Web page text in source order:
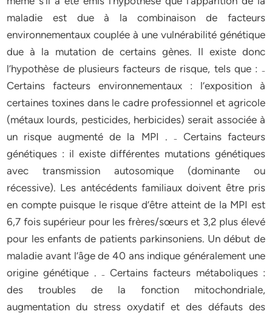
maladie est due à la combinaison de facteurs
environnementaux couplée à une vulnérabilité génétique
due à la mutation de certains gènes. Il existe donc
l’hypothèse de plusieurs facteurs de risque, tels que : ₋
Certains facteurs environnementaux : l’exposition à
certaines toxines dans le cadre professionnel et agricole
(métaux lourds, pesticides, herbicides) serait associée à
un risque augmenté de la MPI . ₋ Certains facteurs
génétiques : il existe différentes mutations génétiques
avec transmission autosomique (dominante ou
récessive). Les antécédents familiaux doivent être pris
en compte puisque le risque d’être atteint de la MPI est
6,7 fois supérieur pour les frères/sœurs et 3,2 plus élevé
pour les enfants de patients parkinsoniens. Un début de
maladie avant l’âge de 40 ans indique généralement une
origine génétique . ₋ Certains facteurs métaboliques :
des troubles de la fonction mitochondriale,
augmentation du stress oxydatif et des défauts des